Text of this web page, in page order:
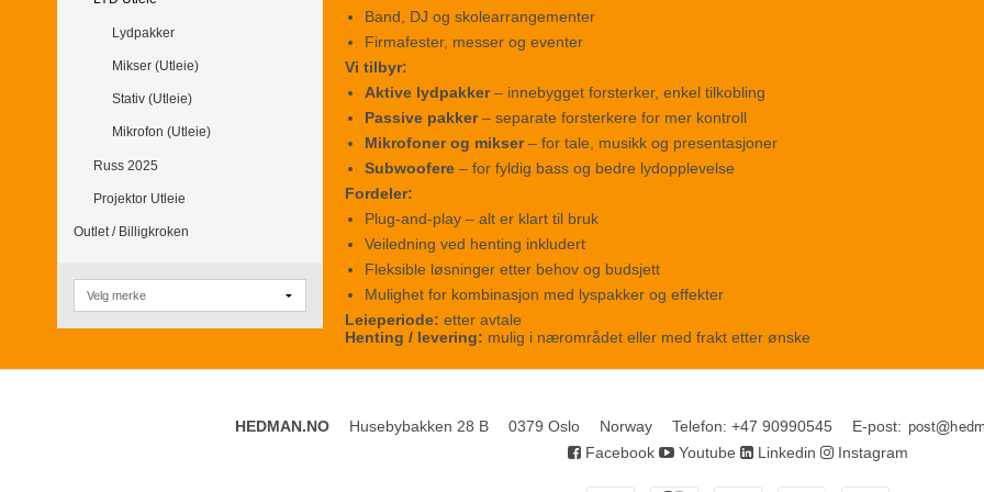
Lydpakker
Mikser (Utleie)
Stativ (Utleie)
Mikrofon (Utleie)
Russ 2025
Projektor Utleie
Outlet / Billigkroken
Band, DJ og skolearrangementer
Firmafester, messer og eventer
Vi tilbyr:
Aktive lydpakker– innebygget forsterker, enkel tilkobling
Passive pakker– separate forsterkere for mer kontroll
Mikrofoner og mikser– for tale, musikk og presentasjoner
Subwoofere– for fyldig bass og bedre lydopplevelse
Fordeler:
Plug-and-play – alt er klart til bruk
Veiledning ved henting inkludert
Fleksible løsninger etter behov og budsjett
Mulighet for kombinasjon med lyspakker og effekter
Leieperiode: etter avtale
Henting / levering: mulig i nærområdet eller med frakt etter ønske
HEDMAN.NO Husebybakken 28 B 0379 Oslo Norway Telefon: +47 90990545 E-post:
Facebook
Youtube Linkedin Instagram